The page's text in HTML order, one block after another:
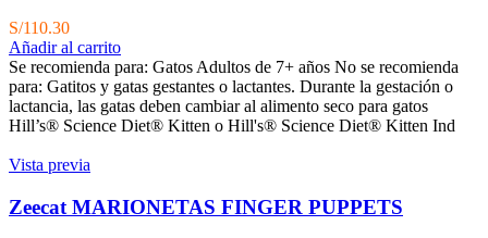
S/110.30
Añadir al carrito
Se recomienda para: Gatos Adultos de 7+ años No se recomienda
para: Gatitos y gatas gestantes o lactantes. Durante la gestación o
lactancia, las gatas deben cambiar al alimento seco para gatos
Hill’s® Science Diet® Kitten o Hill's® Science Diet® Kitten Ind
Vista previa
Zeecat MARIONETAS FINGER PUPPETS